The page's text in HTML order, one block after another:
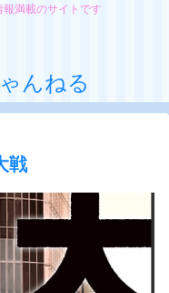
満載のサイトです
んねる
戦